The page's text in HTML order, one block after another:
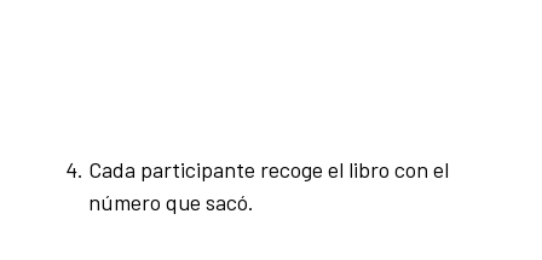
Cada participante recoge el libro con el
número que sacó.